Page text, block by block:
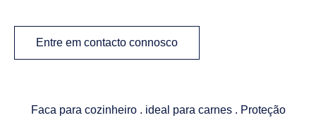
Entre em contacto connosco
Faca para cozinheiro . ideal para carnes . Proteção